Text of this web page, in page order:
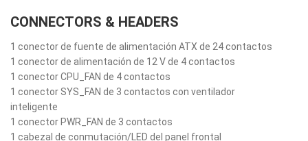
CONNECTORS & HEADERS
1 conector de fuente de alimentación ATX de 24 contactos
1 conector de alimentación de 12 V de 4 contactos
1 conector CPU_FAN de 4 contactos
1 conector SYS_FAN de 3 contactos con ventilador
inteligente
1 conector PWR_FAN de 3 contactos
1 cabezal de conmutación/LED del panel frontal